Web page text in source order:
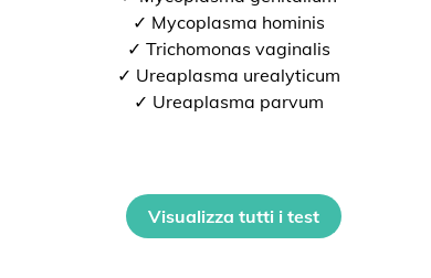
✓ Mycoplasma hominis
✓ Trichomonas vaginalis
✓ Ureaplasma urealyticum
✓ Ureaplasma parvum
Visualizza tutti i test